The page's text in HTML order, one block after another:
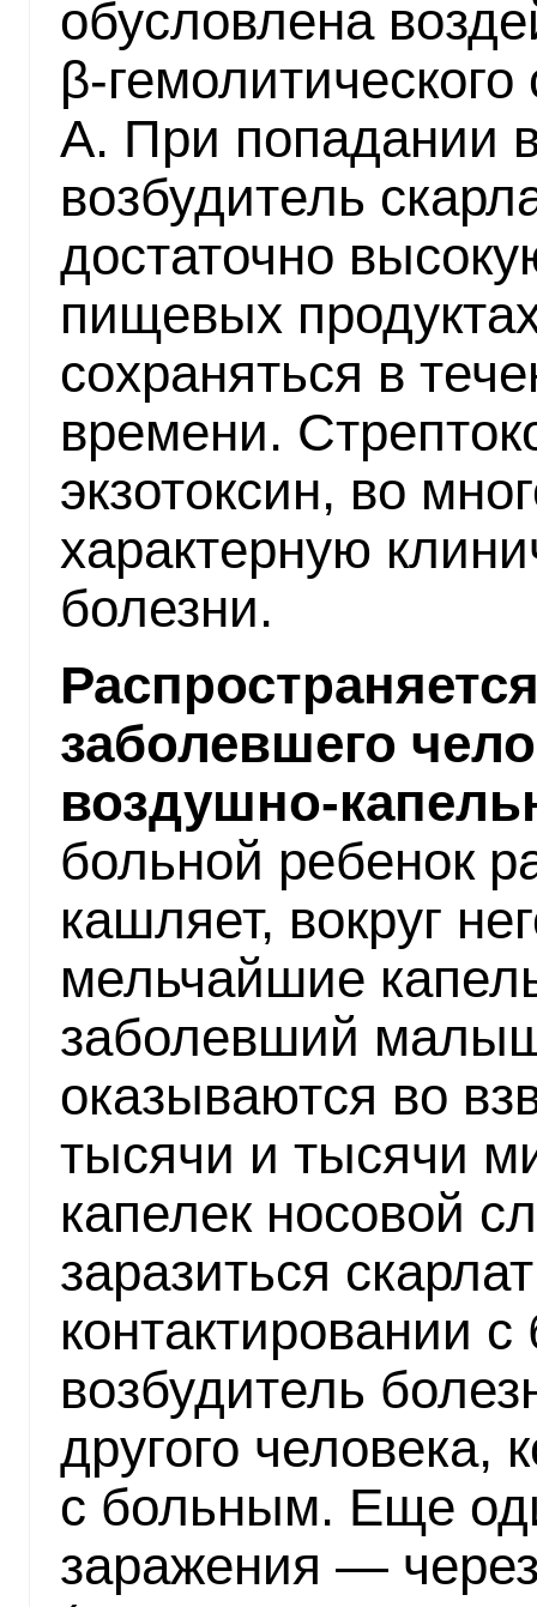
обусловлена
β-гемолитического
А. При попадании
возбудитель
достаточно
пищевых
сохраняться в
времени.
экзотоксин, во
характерную
болезни.
заболевшего
воздушно-
больной ребенок
кашляет, вокруг
мельчайшие
заболевший
оказываются во
тысячи и тысячи
капелек носовой
заразиться
контактировании
возбудитель
другого человека,
с больным. Еще
заражения —